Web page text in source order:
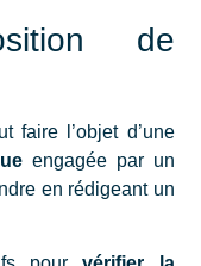
de
faire l’objet d’une
engagée par un
en rédigeant un